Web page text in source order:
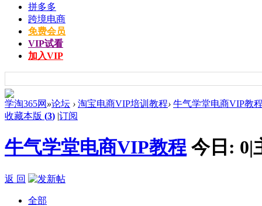
拼多多
跨境电商
免费会员
VIP试看
加入VIP
学淘365网 »论坛 › 淘宝电商VIP培训教程› 牛气学堂电商VIP教
收藏本版 (3) |订阅
牛气学堂电商VIP教程 今日: 0|
返 回
全部